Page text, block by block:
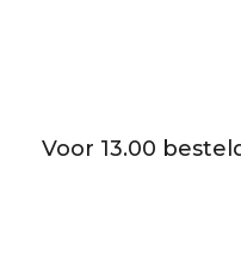
Voor 13.00